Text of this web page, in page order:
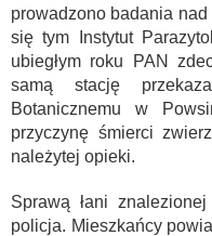
prowadzono badania
się tym Instytut
ubiegłym roku PAN
samą stację
Botanicznemu w
przyczynę śmierci
należytej opieki.
Sprawą łani
policja. Mieszkańcy